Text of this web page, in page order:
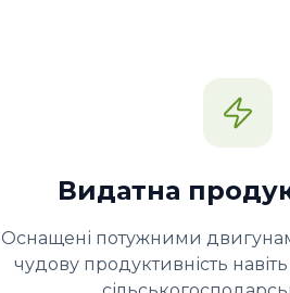
Видатна
Оснащені потужними
чудову продуктивність